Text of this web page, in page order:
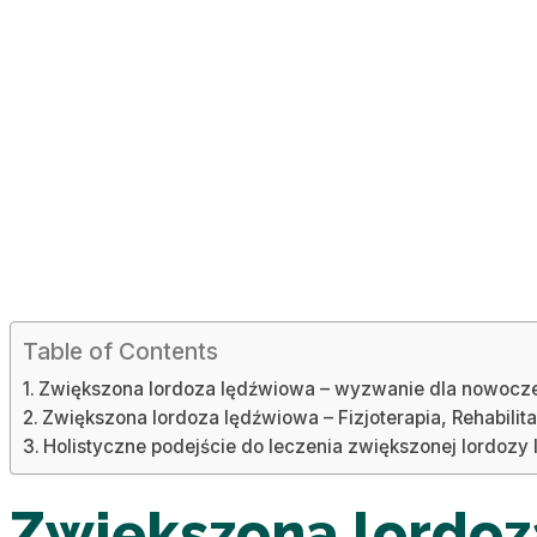
Table of Contents
Zwiększona lordoza lędźwiowa – wyzwanie dla
Zwiększona lordoza lędźwiowa – Fizjoterapia,
Holistyczne podejście do leczenia zwiększonej lordozy